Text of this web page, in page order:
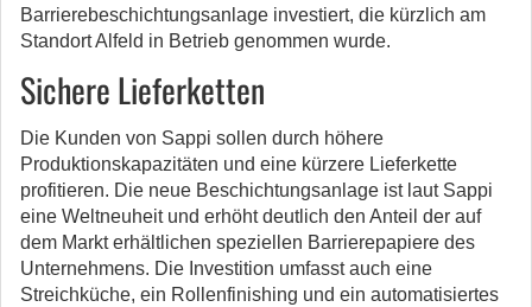
Barrierebeschichtungsanlage investiert, die kürzlich am
Standort Alfeld in Betrieb genommen wurde.
Sichere Lieferketten
Die Kunden von Sappi sollen durch höhere
Produktionskapazitäten und eine kürzere Lieferkette
profitieren. Die neue Beschichtungsanlage ist laut Sappi
eine Weltneuheit und erhöht deutlich den Anteil der auf
dem Markt erhältlichen speziellen Barrierepapiere des
Unternehmens. Die Investition umfasst auch eine
Streichküche, ein Rollenfinishing und ein automatisiertes